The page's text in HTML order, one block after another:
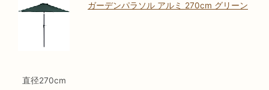
直径270cm
ガーデンパラソル アルミ 270cm グリーン